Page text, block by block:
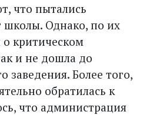
что пытались
Однако, по их
критическом
и не дошла до
заведения. Более того,
обратилась к
что администрация